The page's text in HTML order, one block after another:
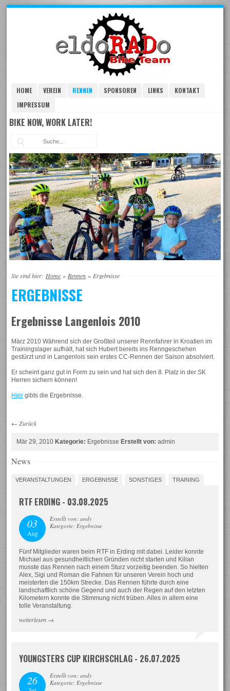
HOME VEREIN RENNEN SPONSOREN LINKS
KONTAKT
IMPRESSUM
BIKE NOW, WORK LATER!
Sie sind hier: Home » Rennen » Ergebnisse
ERGEBNISSE
Ergebnisse Langenlois 2010
März 2010 Während sich der Großteil unserer Rennfahrer in Kroatien im
Trainingslager aufhält, hat sich Hubert bereits ins Renngeschehen
gestürzt und in Langenlois sein erstes CC-Rennen der Saison absolviert.
Er scheint ganz gut in Form zu sein und hat sich den 8. Platz in der SK
Herren sichern können!
Hier gibts die Ergebnisse.
← Zurück
Mär 29, 2010Kategorie: ErgebnisseErstellt von: admin
News
VERANSTALTUNGEN ERGEBNISSE SONSTIGES TRAINING
RTF ERDING - 03.08.2025
03
Aug
Erstellt von: andy
Kategorie: Ergebnisse
Fünf Mitglieder waren beim RTF in Erding mit dabei. Leider konnte
Michael aus gesundheitlichen Gründen nicht starten und Kilian
musste das Rennen nach einem Sturz vorzeitig beenden. So hielten
Alex, Sigi und Roman die Fahnen für unseren Verein hoch und
meisterten die 150km Strecke. Das Rennen führte durch eine
landschaftlich schöne Gegend und auch der Regen auf den letzten
Kilometern konnte die Stimmung nicht trüben. Alles in allem eine
tolle Veranstaltung.
weiterlesen →
YOUNGSTERS CUP KIRCHSCHLAG - 26.07.2025
26
Erstellt von: andy
Kategorie: Ergebnisse